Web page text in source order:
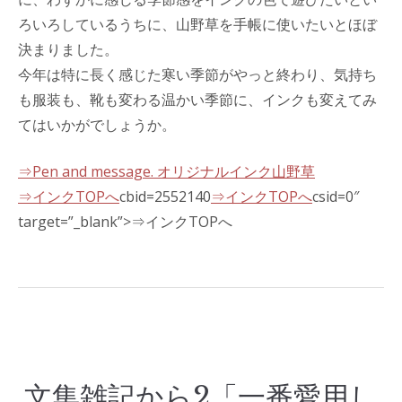
ろいろしているうちに、山野草を手帳に使いたいとほぼ
決まりました。
今年は特に長く感じた寒い季節がやっと終わり、気持ち
も服装も、靴も変わる温かい季節に、インクも変えてみ
てはいかがでしょうか。
⇒Pen and message. オリジナルインク山野草
⇒インクTOPへcbid=2552140⇒インクTOPへcsid=0″
target=”_blank”>⇒インクTOPへ